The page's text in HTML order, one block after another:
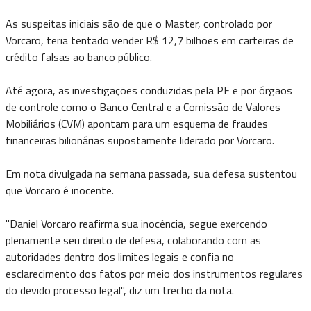
As suspeitas iniciais são de que o Master, controlado por
Vorcaro, teria tentado vender R$ 12,7 bilhões em carteiras de
crédito falsas ao banco público.
Até agora, as investigações conduzidas pela PF e por órgãos
de controle como o Banco Central e a Comissão de Valores
Mobiliários (CVM) apontam para um esquema de fraudes
financeiras bilionárias supostamente liderado por Vorcaro.
Em nota divulgada na semana passada, sua defesa sustentou
que Vorcaro é inocente.
"Daniel Vorcaro reafirma sua inocência, segue exercendo
plenamente seu direito de defesa, colaborando com as
autoridades dentro dos limites legais e confia no
esclarecimento dos fatos por meio dos instrumentos regulares
do devido processo legal", diz um trecho da nota.